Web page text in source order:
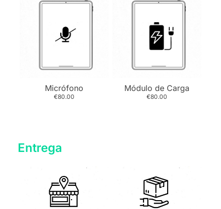
Micrófono
€80.00
Módulo de Carga
€80.00
Entrega